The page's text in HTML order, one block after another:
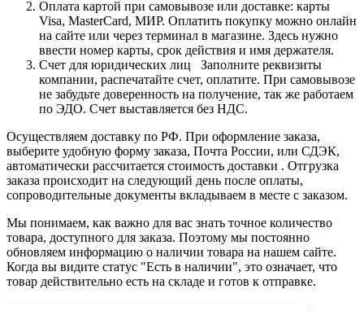
Оплата картой при самовывозе или доставке: карты
Visa, MasterCard, МИР. Оплатить покупку можно онлайн
на сайте или через терминал в магазине. Здесь нужно
ввести номер карты, срок действия и имя держателя.
Счет для юридических лиц Заполните реквизиты
компании, распечатайте счет, оплатите. При самовывозе
не забудьте доверенность на получение, так же работаем
по ЭДО. Счет выставляется без НДС.
Осуществляем доставку по РФ. При оформление заказа,
выберите удобную форму заказа, Почта России, или СДЭК,
автоматически рассчитается стоимость доставки . Отгрузка
заказа происходит на следующий день после оплаты,
сопроводительные документы вкладываем в месте с заказом.
Мы понимаем, как важно для вас знать точное количество
товара, доступного для заказа. Поэтому мы постоянно
обновляем информацию о наличии товара на нашем сайте.
Когда вы видите статус "Есть в наличии", это означает, что
товар действительно есть на складе и готов к отправке.